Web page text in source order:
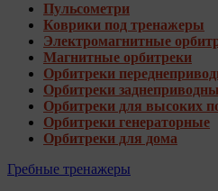
Пульсометри
Коврики под тренажеры
Электромагнитные
Магнитные орбитреки
Орбитреки
Орбитреки
Орбитреки для высоких
Орбитреки генераторные
Орбитреки для дома
Гребные тренажеры